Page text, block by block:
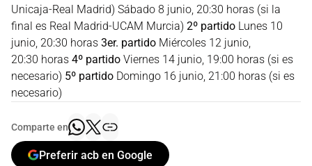
Unicaja-Real Madrid) Sábado 8 junio, 20:30 horas (si la
final es Real Madrid-UCAM Murcia) 2º partido Lunes 10
junio, 20:30 horas 3er. partido Miércoles 12 junio,
20:30 horas 4º partido Viernes 14 junio, 19:00 horas (si es
necesario) 5º partido Domingo 16 junio, 21:00 horas (si es
necesario)
Comparte en
Preferir acb en Google